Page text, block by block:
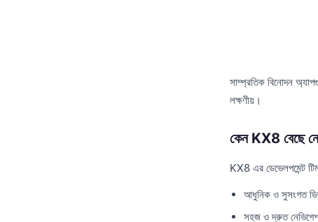
সাম্প্রতিক বিনোদন
লক্ষণীয়।
কেন KX8 বেছে
KX8 এর ডেভেলপমেন্ট
আধুনিক ও সুসংগত
সহজ ও দ্রুত